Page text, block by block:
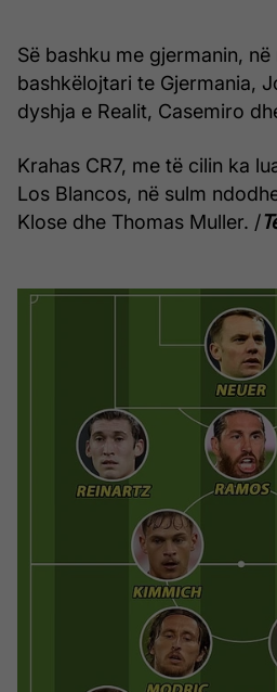
Së bashku me gjermanin,
bashkëlojtari te Gjermania,
dyshja e Realit, Casemiro
Krahas CR7, me të cilin ka
Los Blancos, në sulm
Klose dhe Thomas Muller. /